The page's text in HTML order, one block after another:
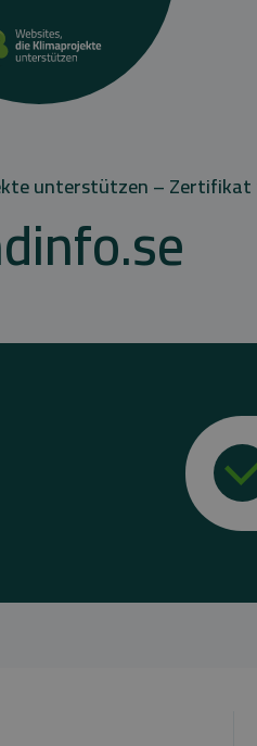
unterstützen –